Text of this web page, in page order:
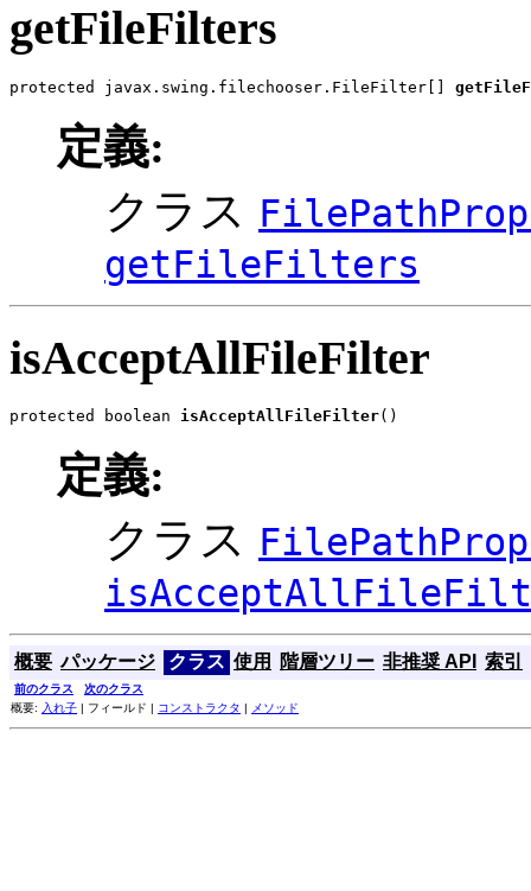
getFileFilters
protected javax.swing.filechooser.FileFilter[]
定義:
クラス
getFileFilters
isAcceptAllFileFilter
protected boolean isAcceptAllFileFilter()
定義:
クラス
概要 パッケージ クラス 使用 階層ツリー 非推奨 API 索引
前のクラス
次のクラス
概要: 入れ子 | フィールド | コンストラクタ メソッド